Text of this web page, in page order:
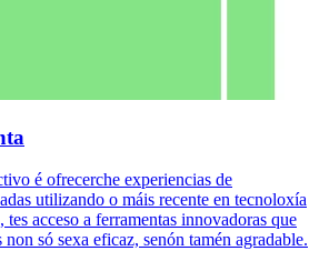
é ofrecerche experiencias de
utilizando o máis recente en tecnoloxía
acceso a ferramentas innovadoras que
só sexa eficaz, senón tamén agradable.